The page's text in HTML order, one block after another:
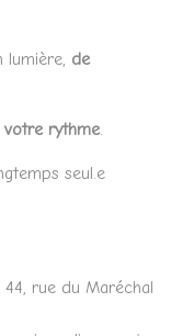
lumière, de
rythme.
seul.e
rue du Maréchal